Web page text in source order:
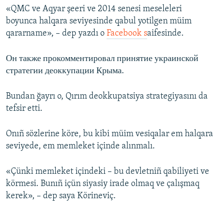
«QMC ve Aqyar şeeri ve 2014 senesi meseleleri
boyunca halqara seviyesinde qabul yotilgen müim
qararname», – dep yazdı o Facebook saifesinde.
Он также прокомментировал принятие украинской
стратегии деоккупации Крыма.
Bundan ğayrı o, Qırım deokkupatsiya strategiyasını da
tefsir etti.
Onıñ sözlerine köre, bu kibi müim vesiqalar em halqara
seviyede, em memleket içinde alınmalı.
«Çünki memleket içindeki – bu devletniñ qabiliyeti ve
körmesi. Bunıñ içün siyasiy irade olmaq ve çalışmaq
kerek», – dep saya Körineviç.